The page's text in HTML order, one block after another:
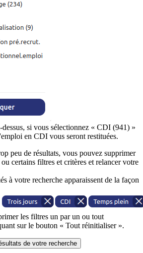
si vous sélectionnez « CDI (941) »
en CDI vous seront restituées.
peu de résultats, vous pouvez supprimer
certains filtres et critères et relancer votre
à votre recherche apparaissent de la façon
les filtres un par un ou tout
sur le bouton « Tout réinitialiser ».
de votre recherche